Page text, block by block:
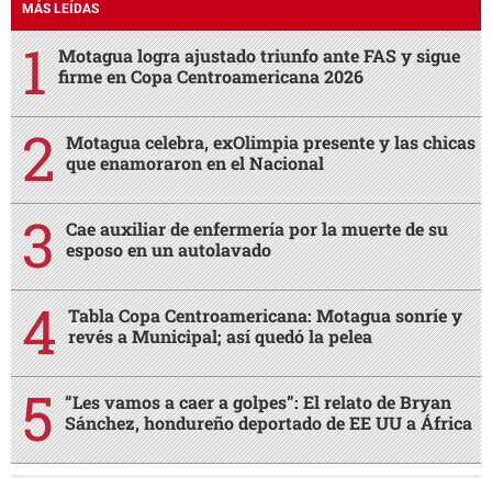
MÁS LEÍDAS
Motagua logra ajustado triunfo ante FAS y sigue
firme en Copa Centroamericana 2026
Motagua celebra, exOlimpia presente y las chicas
que enamoraron en el Nacional
Cae auxiliar de enfermería por la muerte de su
esposo en un autolavado
Tabla Copa Centroamericana: Motagua sonríe y
revés a Municipal; así quedó la pelea
“Les vamos a caer a golpes”: El relato de Bryan
Sánchez, hondureño deportado de EE UU a África